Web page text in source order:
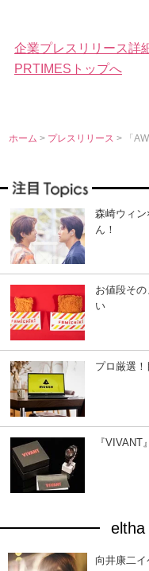
企業プレスリリース詳
PRTIMESトップへ
ホーム > プレスリリース> 「
森崎ウィン
ん！
お値段そ
い
プロ厳選
『
eltha
向井康二イ